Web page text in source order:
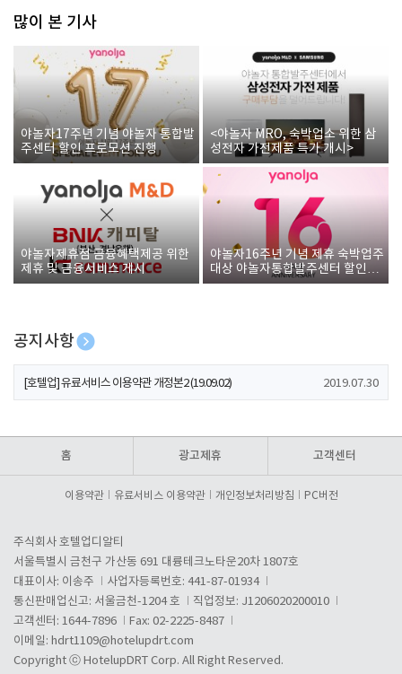
많이 본 기사
야놀자17주년 기념 야놀자 통합발
주센터 할인 프로모션 진행
<야놀자 MRO, 숙박업소 위한 삼
성전자 가전제품 특가 개시>
야놀자제휴점 금융혜택제공 위한
제휴 및 금융서비스 게시
야놀자16주년 기념 제휴 숙박업주
대상 야놀자통합발주센터 할인쿠
폰 증정
공지사항
[호텔업] 개인정보 처리방침 개정본1 (19.09.02)
[호텔업] 유료서비스 이용약관 개정본2 (19.09.02) 2019.07.30
홈 광고제휴 고객센터
이용약관 유료서비스 이용약관 개인정보처리방침 PC버전
주식회사 호텔업디알티
서울특별시 금천구 가산동 691 대륭테크노타운20차 1807호
대표이사: 이송주
사업자등록번호: 441-87-01934
통신판매업신고: 서울금천-1204 호
직업정보: J1206020200010
고객센터: 1644-7896
Fax: 02-2225-8487
이메일: hdrt1109@hotelupdrt.com
Copyright ⓒ HotelupDRT Corp. All Right Reserved.